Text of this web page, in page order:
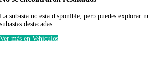
La subasta no esta disponible, pero puedes explorar
subastas destacadas.
Ver más en Vehículos